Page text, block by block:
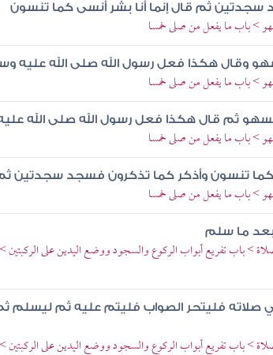
ثم قال إنما أنا بشر أنسى كما تنسون
> باب ما يفعل من صلى خمسا
وقال هكذا فعل رسول الله صلى الله عليه
> باب ما يفعل من صلى خمسا
ثم قال هكذا فعل رسول الله صلى الله
> باب ما يفعل من صلى خمسا
كما تنسون وأذكر كما تذكرون فسجد سجدتين
> باب ما يفعل من صلى خمسا
ما سلم
> باب تفريع أبواب الركوع والسجود ووضع اليدين على الركبتين
صلاته فليتحر الصواب فليتم عليه ثم ليسلم
> باب تفريع أبواب الركوع والسجود ووضع اليدين على الركبتين